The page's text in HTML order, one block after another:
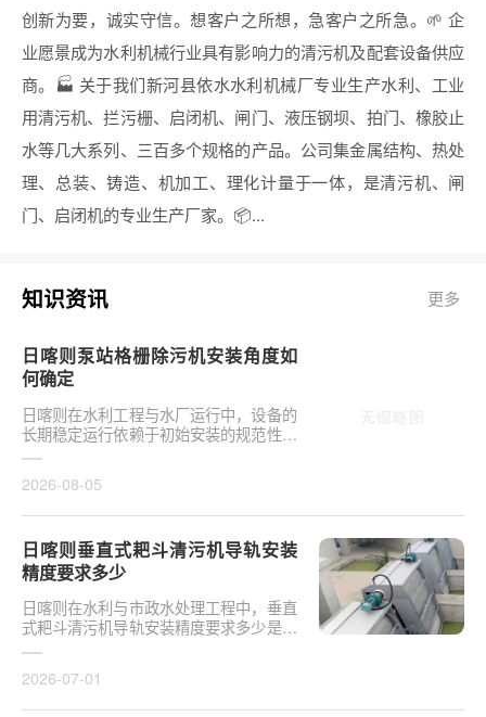
创新为要，诚实守信。想客户之所想，急客户之所急。🌱 企
业愿景成为水利机械行业具有影响力的清污机及配套设备供应
商。🏭 关于我们新河县依水水利机械厂专业生产水利、工业
用清污机、拦污栅、启闭机、闸门、液压钢坝、拍门、橡胶止
水等几大系列、三百多个规格的产品。公司集金属结构、热处
理、总装、铸造、机加工、理化计量于一体，是清污机、闸
门、启闭机的专业生产厂家。📦...
知识资讯 更多
日喀则泵站格栅除污机安装角度如
何确定
日喀则在水利工程与水厂运行中，设备的
长期稳定运行依赖于初始安装的规范性。
对于泵站核心拦污设备而言，其倾斜度直
2026-08-05
日喀则垂直式耙斗清污机导轨安装
精度要求多少
日喀则在水利与市政水处理工程中，垂直
式耙斗清污机导轨安装精度要求多少是决
定设备运行平稳性的核心**。导轨作为耙
2026-07-01